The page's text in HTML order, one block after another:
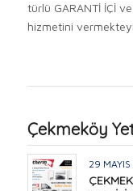
türlü GARANTİ İÇİ
hizmetini
Çekmeköy
29